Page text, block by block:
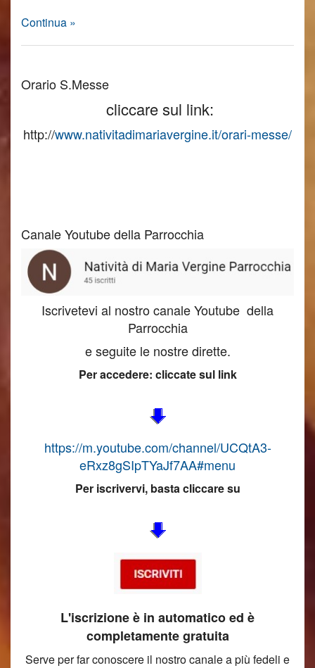
Continua »
Orario S.Messe
cliccare sul link:
http://www.nativitadimariavergine.it/orari-messe/
Canale Youtube della Parrocchia
Iscrivetevi al nostro canale Youtube della
Parrocchia
e seguite le nostre dirette.
Per accedere: cliccate sul link
https://m.youtube.com/channel/UCQtA3-
eRxz8gSIpTYaJf7AA#menu
Per iscrivervi, basta cliccare su
L'iscrizione è in automatico ed è
completamente gratuita
Serve per far conoscere il nostro canale a più fedeli e